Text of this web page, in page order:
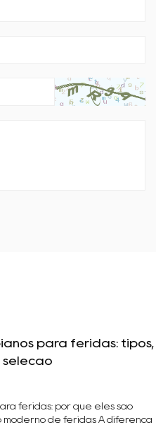
para feridas: tipos,
por que eles são
de feridas A diferença